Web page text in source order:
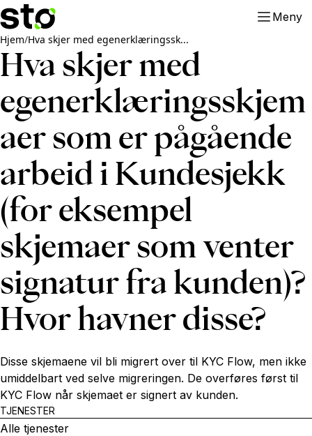
Meny
Hjem/Hva skjer med egenerklæringssk...
Hva skjer med
egenerklæringsskjem
aer som er pågående
arbeid i Kundesjekk
(for eksempel
skjemaer som venter
signatur fra kunden)?
Hvor havner disse?
Disse skjemaene vil bli migrert over til KYC Flow, men ikke
umiddelbart ved selve migreringen. De overføres først til
KYC Flow når skjemaet er signert av kunden.
TJENESTER
Alle tjenester